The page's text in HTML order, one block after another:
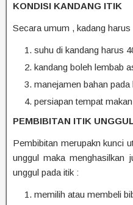
KONDISI KANDANG ITIK
Secara umum , kadang
suhu di kandang harus
kandang boleh lembab
manejamen bahan
persiapan tempat
PEMBIBITAN ITIK
Pembibitan merupakn kunci
unggul maka menghasilkan
unggul pada itik :
memilih atau membeli